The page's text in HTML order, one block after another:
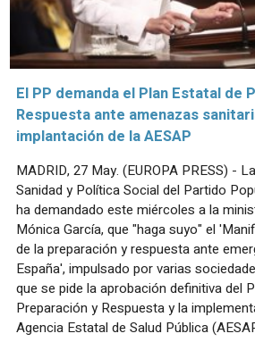
El PP demanda el Plan Estatal de
Respuesta ante amenazas
implantación de la AESAP
MADRID, 27 May. (EUROPA PRESS) -
Sanidad y Política Social del Partido
ha demandado este miércoles a la
Mónica García, que "haga suyo" el
de la preparación y respuesta ante
España', impulsado por varias
que se pide la aprobación definitiva del
Preparación y Respuesta y la
Agencia Estatal de Salud Pública